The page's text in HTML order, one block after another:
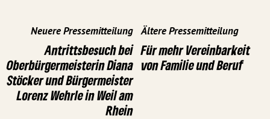
Neuere Pressemitteilung
Antrittsbesuch bei
Oberbürgermeisterin Diana
Stöcker und Bürgermeister
Lorenz Wehrle in Weil am
Rhein
Ältere Pressemitteilung
Für mehr Vereinbarkeit
von Familie und Beruf